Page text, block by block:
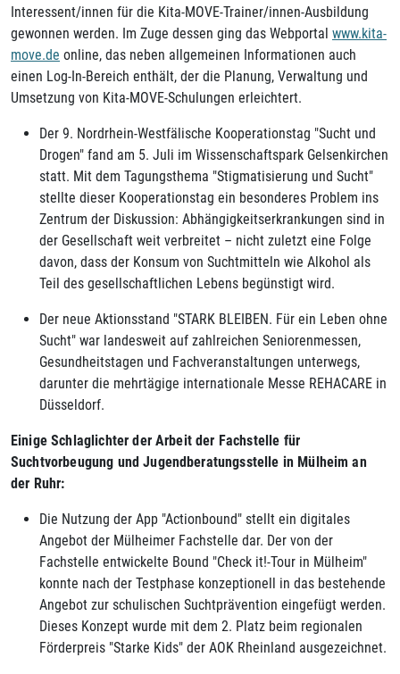
Interessent/innen für die Kita-MOVE-Trainer/innen-Ausbildung
gewonnen werden. Im Zuge dessen ging das Webportal www.kita-
move.de online, das neben allgemeinen Informationen auch
einen Log-In-Bereich enthält, der die Planung, Verwaltung und
Umsetzung von Kita-MOVE-Schulungen erleichtert.
Der 9. Nordrhein-Westfälische Kooperationstag "Sucht und
Drogen" fand am 5. Juli im Wissenschaftspark Gelsenkirchen
statt. Mit dem Tagungsthema "Stigmatisierung und Sucht"
stellte dieser Kooperationstag ein besonderes Problem ins
Zentrum der Diskussion: Abhängigkeitserkrankungen sind in
der Gesellschaft weit verbreitet – nicht zuletzt eine Folge
davon, dass der Konsum von Suchtmitteln wie Alkohol als
Teil des gesellschaftlichen Lebens begünstigt wird.
Der neue Aktionsstand "STARK BLEIBEN. Für ein Leben ohne
Sucht" war landesweit auf zahlreichen Seniorenmessen,
Gesundheitstagen und Fachveranstaltungen unterwegs,
darunter die mehrtägige internationale Messe REHACARE in
Düsseldorf.
Einige Schlaglichter der Arbeit der Fachstelle für
Suchtvorbeugung und Jugendberatungsstelle in Mülheim an
der Ruhr:
Die Nutzung der App "Actionbound" stellt ein digitales
Angebot der Mülheimer Fachstelle dar. Der von der
Fachstelle entwickelte Bound "Check it!-Tour in Mülheim"
konnte nach der Testphase konzeptionell in das bestehende
Angebot zur schulischen Suchtprävention eingefügt werden.
Dieses Konzept wurde mit dem 2. Platz beim regionalen
Förderpreis "Starke Kids" der AOK Rheinland ausgezeichnet.